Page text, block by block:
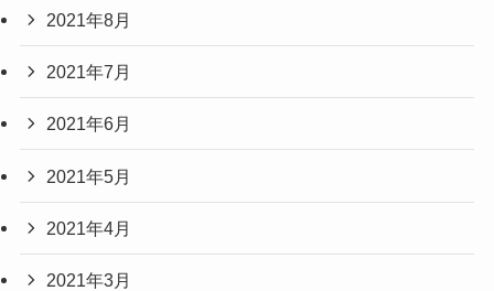
2021年8月
2021年7月
2021年6月
2021年5月
2021年4月
2021年3月